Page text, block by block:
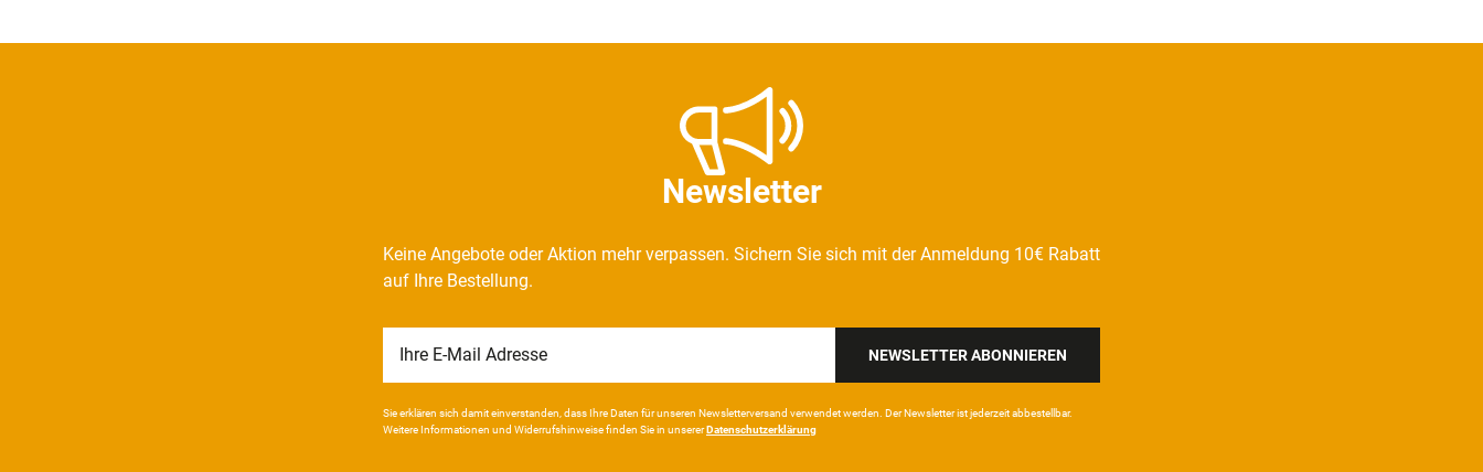
Newsletter
Keine Angebote oder Aktion mehr verpassen. Sichern Sie sich mit der Anmeldung 10€ Rabatt
auf Ihre Bestellung.
Honig
NEWSLETTER ABONNIEREN
Sie erklären sich damit ein­ver­standen, dass Ihre Da­ten für unseren News­letter­versand ver­wen­det werden. Der News­letter ist jeder­zeit ab­bestel­lbar.
Weitere Infor­mationen und Wider­rufshin­weise finden Sie in unsererDaten­schutz­erklärung